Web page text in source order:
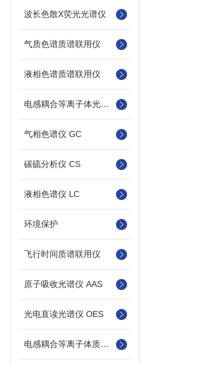
波长色散X荧光光谱仪
气质色谱质谱联用仪
液相色谱质谱联用仪
电感耦合等离子体光谱仪
气相色谱仪 GC
碳硫分析仪 CS
液相色谱仪 LC
环境保护
飞行时间质谱联用仪
原子吸收光谱仪 AAS
光电直读光谱仪 OES
电感耦合等离子体质谱仪